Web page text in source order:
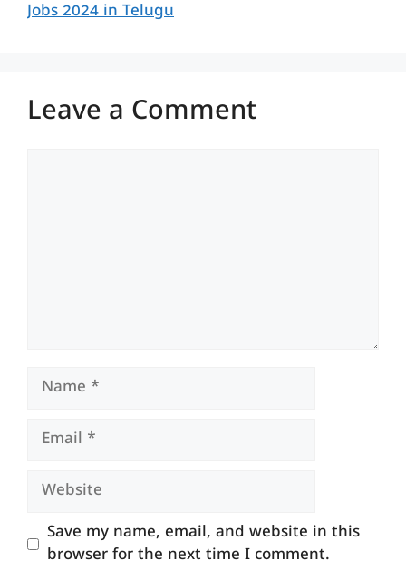
Jobs 2024 in Telugu
Leave a Comment
Name
Email
Website
Save my name, email, and website in this
browser for the next time I comment.